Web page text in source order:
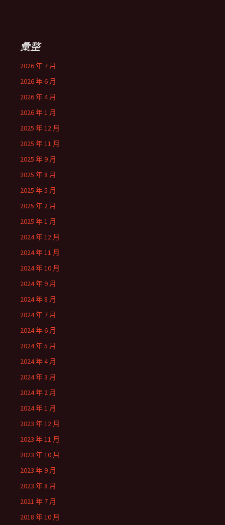
彙整
2026 年 7 月
2026 年 6 月
2026 年 4 月
2026 年 1 月
2025 年 12 月
2025 年 11 月
2025 年 9 月
2025 年 8 月
2025 年 5 月
2025 年 2 月
2025 年 1 月
2024 年 12 月
2024 年 11 月
2024 年 10 月
2024 年 9 月
2024 年 8 月
2024 年 7 月
2024 年 6 月
2024 年 5 月
2024 年 4 月
2024 年 3 月
2024 年 2 月
2024 年 1 月
2023 年 12 月
2023 年 11 月
2023 年 10 月
2023 年 9 月
2023 年 8 月
2021 年 7 月
2018 年 10 月